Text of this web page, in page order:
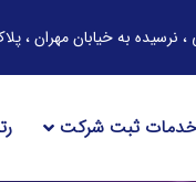
، پلاک 91 ، ساختمان مهر ، طبقه سوم،
خدمات ثبت شرکت